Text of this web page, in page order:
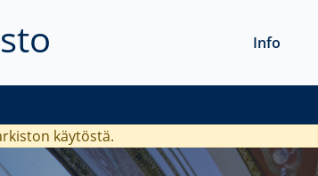
Info
käytöstä.